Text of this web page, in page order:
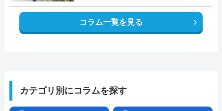
コラム一覧を見る
カテゴリ別にコラムを探す